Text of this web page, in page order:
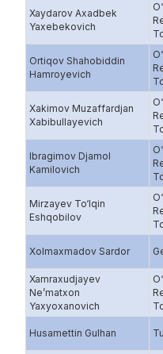
Xaydarov Axadbek
Yaxebekovich
Ortiqov Shahobiddin
Hamroyevich
Xаkimov Muzаffаrdjаn
Xаbibullаyevich
Ibrаgimov Djаmol
Kаmilovich
Mirzayev To‘lqin
Eshqobilov
Xolmaxmadov Sardor
Xamraxudjayev
Ne’matxon
Yaxyoxanovich
Husamettin Gulhan